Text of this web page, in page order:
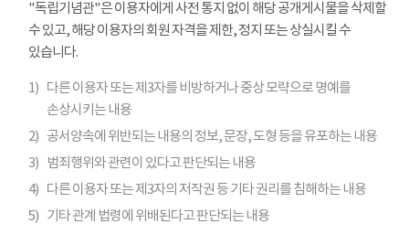
"독립기념관"은 이용자에게 사전 통지 없이 해당 공개게시물을 삭제할
수 있고, 해당 이용자의 회원 자격을 제한, 정지 또는 상실시킬 수
있습니다.
1) 다른 이용자 또는 제3자를 비방하거나 중상 모략으로 명예를
손상시키는 내용
2) 공서양속에 위반되는 내용의 정보, 문장, 도형 등을 유포하는 내용
3)
범죄행위와 관련이 있다고 판단되는 내용
4) 다른 이용자 또는 제3자의 저작권 등 기타 권리를 침해하는 내용
5) 기타 관계 법령에 위배된다고 판단되는 내용